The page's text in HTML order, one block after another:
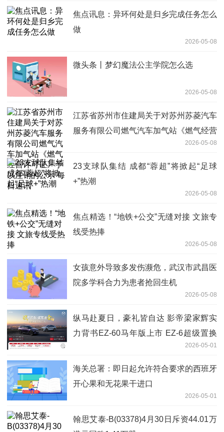
焦点讯息：异环何处是归乡完成任务怎么
做
2026-05-08
微头条丨梦幻魔法公主学院怎么选
2026-05-08
‌江苏省苏州市住建局关于对苏州苏菱汽车
服务有限公司燃气汽车加气站《燃气经营
许可证》予以注销的公示 每日速讯2026-05-08
23支球队集结 成都“蓉超”将掀起“足球
+”热潮
2026-05-08
焦点精选！“地铁+公交”无缝对接 文旅专
线受热捧
2026-05-08
女孩意外导致多发伤濒危，武汉市武昌医
院多学科合力为患者抢回生机
2026-05-08
纵马赴夏日，豪礼皆自达 影帝梁家辉实
力背书EZ-60马年版上市 EZ-6超级置换
2026-05-01
海关总署：即日起允许符合要求的西班牙
开心果和无花果干进口
2026-05-01
翰思艾泰-B(03378)4月30日斥资44.01万